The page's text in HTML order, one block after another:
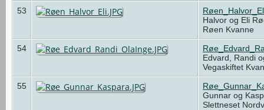
53
Halvor og Eli
Røen Kvanne
54
Edvard, Randi
Vegaskiftet
55
Gunnar og
Slettneset